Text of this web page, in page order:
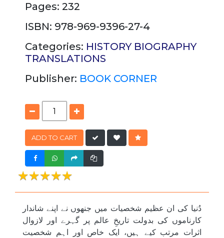
Pages: 232
ISBN: 978-969-9396-27-4
Categories: HISTORY BIOGRAPHY
TRANSLATIONS
Publisher: BOOK CORNER
ADD TO CART
★★★★★
★★★★★
دُنیا کی ان عظیم شخصیات میں جنھوں نے اپنے شاندار
کارناموں کی بدولت تاریخِ عالم پر گہرے اور لازوال
اثرات مرتب کیے ہیں، ایک خاص اور اہم شخصیت